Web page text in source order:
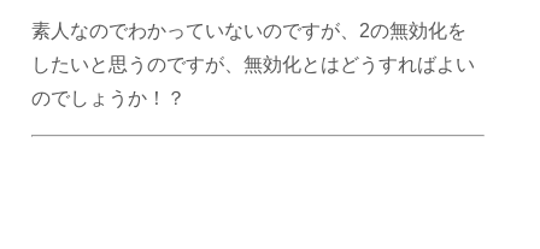
素人なのでわかっていないのですが、2の無効化を
したいと思うのですが、無効化とはどうすればよい
のでしょうか！？